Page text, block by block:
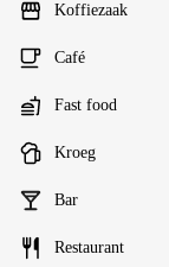
Koffiezaak
Café
Fast food
Kroeg
Bar
Restaurant